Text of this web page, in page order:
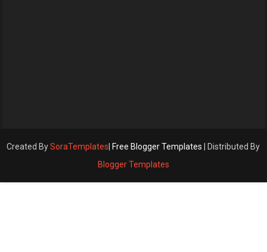
Created BySoraTemplates Free Blogger Templates | Distributed By
Blogger Templates